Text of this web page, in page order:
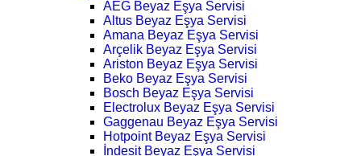
AEG Beyaz Eşya Servisi
Altus Beyaz Eşya Servisi
Amana Beyaz Eşya Servisi
Arçelik Beyaz Eşya Servisi
Ariston Beyaz Eşya Servisi
Beko Beyaz Eşya Servisi
Bosch Beyaz Eşya Servisi
Electrolux Beyaz Eşya Servisi
Gaggenau Beyaz Eşya Servisi
Hotpoint Beyaz Eşya Servisi
İndesit Beyaz Eşya Servisi